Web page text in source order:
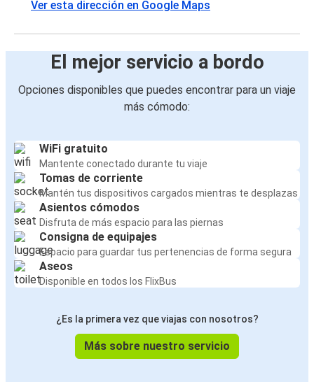
Ver esta dirección en Google Maps
El mejor servicio a bordo
Opciones disponibles que puedes encontrar para un viaje
más cómodo:
WiFi gratuito
Mantente conectado durante tu viaje
Tomas de corriente
Mantén tus dispositivos cargados mientras te desplazas
Asientos cómodos
Disfruta de más espacio para las piernas
Consigna de equipajes
Espacio para guardar tus pertenencias de forma segura
Aseos
Disponible en todos los FlixBus
¿Es la primera vez que viajas con nosotros?
Más sobre nuestro servicio